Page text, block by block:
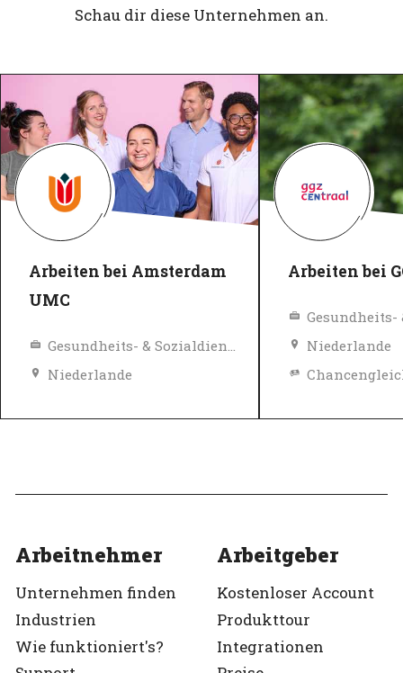
Schau dir diese Unternehmen an.
Arbeiten bei Amsterdam
UMC
Niederlande
Arbeiten bei
Niederlande
Arbeitnehmer
Unternehmen finden
Industrien
Wie funktioniert's?
Arbeitgeber
Kostenloser Account
Produkttour
Integrationen